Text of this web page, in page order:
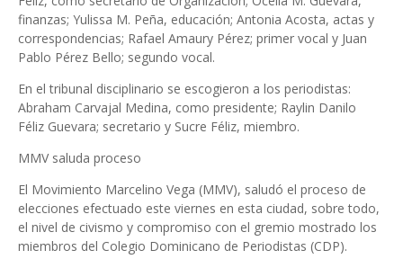
finanzas; Yulissa M. Peña, educación; Antonia Acosta, actas y
correspondencias; Rafael Amaury Pérez; primer vocal y Juan
Pablo Pérez Bello; segundo vocal.
En el tribunal disciplinario se escogieron a los periodistas:
Abraham Carvajal Medina, como presidente; Raylin Danilo
Féliz Guevara; secretario y Sucre Féliz, miembro.
MMV saluda proceso
El Movimiento Marcelino Vega (MMV), saludó el proceso de
elecciones efectuado este viernes en esta ciudad, sobre todo,
el nivel de civismo y compromiso con el gremio mostrado los
miembros del Colegio Dominicano de Periodistas (CDP).